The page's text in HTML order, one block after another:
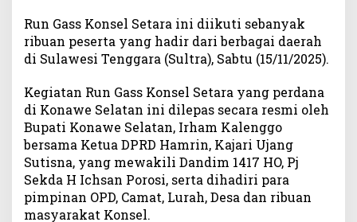
1
,
R
i
u
a
n
P
e
s
e
Run Gass Konsel Setara ini diikuti sebanyak
ribuan peserta yang hadir dari berbagai daerah
di Sulawesi Tenggara (Sultra), Sabtu (15/11/2025).
Kegiatan Run Gass Konsel Setara yang perdana
di Konawe Selatan ini dilepas secara resmi oleh
Bupati Konawe Selatan, Irham Kalenggo
bersama Ketua DPRD Hamrin, Kajari Ujang
Sutisna, yang mewakili Dandim 1417 HO, Pj
Sekda H Ichsan Porosi, serta dihadiri para
pimpinan OPD, Camat, Lurah, Desa dan ribuan
masyarakat Konsel.